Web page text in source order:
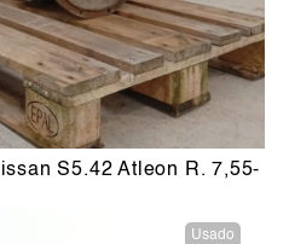
S5.42 Atleon R. 7,55-
Usado